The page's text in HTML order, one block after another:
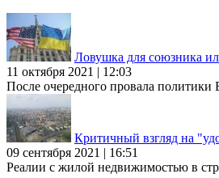
Ловушка для союзника
11 октября 2021 | 12:03
После очередного провала
Критичный взгляд на
09 сентября 2021 | 16:51
Реалии с жилой недвижимостью в